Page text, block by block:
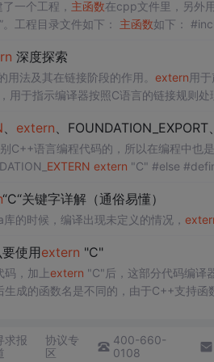
来看代码。 首先建了一个工程， 主函数在cpp文件里，另外
工程目录文件如下： 主函数如下： #include &lt;stdio.h&gt; #include &lt;iostream&gt; #include
深度探索
用法及其在链接阶段的作用。 extern用
用于指示编译器按照C语言的链接规则
出的影响，以及extern"C"的正确使用方
、 extern、FOUNDATION_EXPORT、
语言编程代码的，所以在编程中也是
EXTERN extern "C" #else
“C“关键字详解（通俗易懂）
的时候，编译出现未定义的情况，
使用extern "C"
码，加上extern "C"后，这部分代码编译
成的函数名是不同的，由于C++支持
求报
协议专
区
400-660-
0108